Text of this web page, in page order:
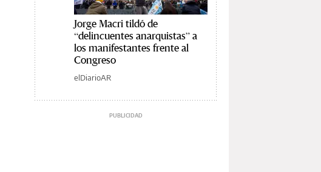
Jorge Macri tildó de
“delincuentes anarquistas” a
los manifestantes frente al
Congreso
elDiarioAR